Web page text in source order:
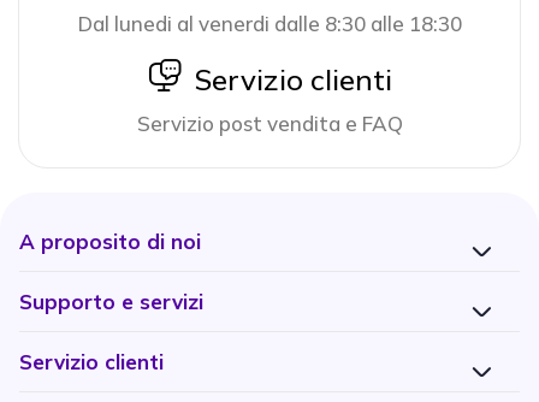
Dal lunedi al venerdi dalle 8:30 alle 18:30
icon
Servizio clienti
Servizio post vendita e FAQ
A proposito di noi
Supporto e servizi
Servizio clienti